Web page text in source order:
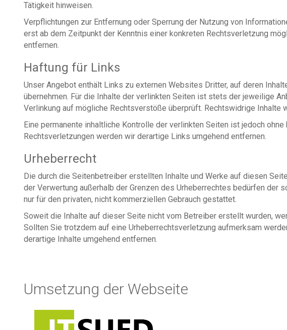
Tätigkeit hinweisen.
Verpflichtungen zur Entfernung oder Sperrung der Nutzung von
erst ab dem Zeitpunkt der Kenntnis einer konkreten Rechtsverletzung
entfernen.
Haftung für Links
Unser Angebot enthält Links zu externen Websites Dritter, auf deren
übernehmen. Für die Inhalte der verlinkten Seiten ist stets der jeweilige
Verlinkung auf mögliche Rechtsverstöße überprüft. Rechtswidrige Inhalte
Eine permanente inhaltliche Kontrolle der verlinkten Seiten ist jedoch
Rechtsverletzungen werden wir derartige Links umgehend entfernen.
Urheberrecht
Die durch die Seitenbetreiber erstellten Inhalte und Werke auf diesen
der Verwertung außerhalb der Grenzen des Urheberrechtes bedürfen
nur für den privaten, nicht kommerziellen Gebrauch gestattet.
Soweit die Inhalte auf dieser Seite nicht vom Betreiber erstellt wurden,
Sollten Sie trotzdem auf eine Urheberrechtsverletzung aufmerksam
derartige Inhalte umgehend entfernen.
Umsetzung der Webseite